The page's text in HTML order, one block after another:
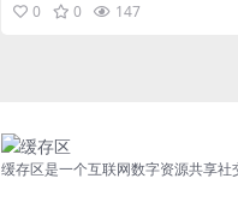
0 0 147
缓存区是一个互联网数字资源共享社